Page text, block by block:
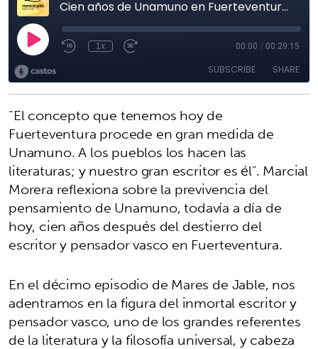
“El concepto que tenemos hoy de
Fuerteventura procede en gran medida de
Unamuno. A los pueblos los hacen las
literaturas; y nuestro gran escritor es él”. Marcial
Morera reflexiona sobre la previvencia del
pensamiento de Unamuno, todavía a día de
hoy, cien años después del destierro del
escritor y pensador vasco en Fuerteventura.
En el décimo episodio de Mares de Jable, nos
adentramos en la figura del inmortal escritor y
pensador vasco, uno de los grandes referentes
de la literatura y la filosofía universal, y cabeza